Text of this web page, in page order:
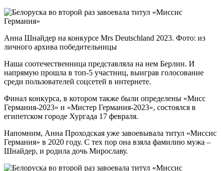
Анна Шнайдер на конкурсе Mrs Deutschland 2023. Фото: из
личного архива победительницы
Наша соотечественница представляла на нем Берлин. И
напрямую прошла в топ-5 участниц, выиграв голосование
среди пользователей соцсетей в интернете.
Финал конкурса, в котором также были определены «Мисс
Германия-2023» и «Мистер Германия-2023», состоялся в
египетском городе Хургада 17 февраля.
Напомним, Анна Проходская уже завоевывала титул «Миссис
Германия» в 2020 году. С тех пор она взяла фамилию мужа –
Шнайдер, и родила дочь Мирославу.